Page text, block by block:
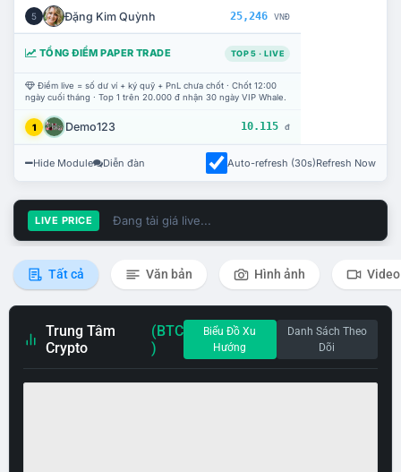
5 Đặng Kim Quỳnh 25,246 VNĐ
TỔNG ĐIỂM PAPER TRADE TOP 5 · LIVE
Điểm live = số dư ví + ký quỹ + PnL chưa chốt · Chốt 12:00
ngày cuối tháng · Top 1 trên 20.000 đ nhận 30 ngày VIP Whale.
1 Demo123 10.115 đ
Hide Module Diễn đàn Auto-refresh (30s)Refresh Now
LIVE PRICE Đang tải giá live...
Tất cả Văn bản Hình ảnh Video
Trung Tâm
Crypto
(BTC
)
Biểu Đồ Xu
Hướng
Danh Sách Theo
Dõi